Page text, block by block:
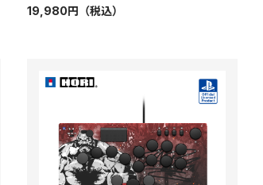
19,980円 （税込）